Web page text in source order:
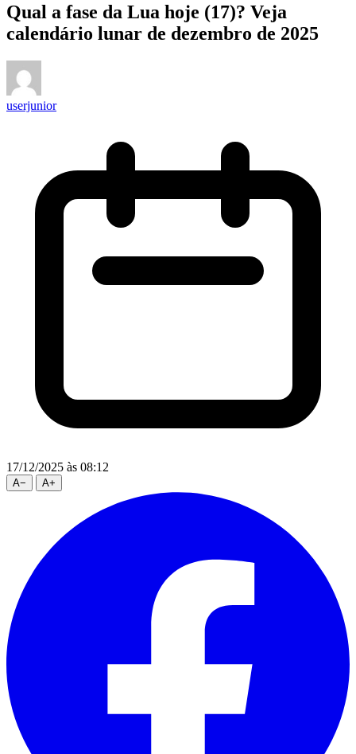
Qual a fase da Lua hoje (17)? Veja
calendário lunar de dezembro de 2025
userjunior
17/12/2025 às 08:12
A− A+